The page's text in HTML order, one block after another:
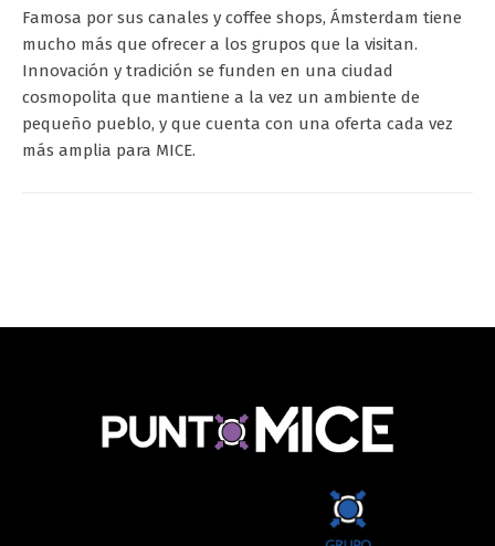
Famosa por sus canales y coffee shops, Ámsterdam tiene
mucho más que ofrecer a los grupos que la visitan.
Innovación y tradición se funden en una ciudad
cosmopolita que mantiene a la vez un ambiente de
pequeño pueblo, y que cuenta con una oferta cada vez
más amplia para MICE.